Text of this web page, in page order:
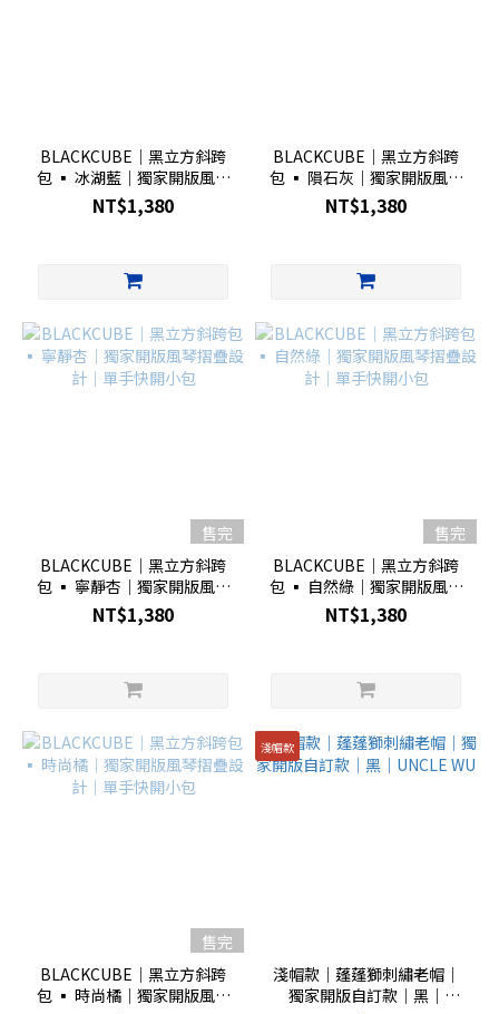
BLACKCUBE｜黑立方斜跨
包 ▪︎ 冰湖藍｜獨家開版風琴
摺疊設計｜單手快開小包
NT$1,380
BLACKCUBE｜黑立方斜跨
包 ▪︎ 隕石灰｜獨家開版風琴
摺疊設計｜單手快開小包
NT$1,380
售完
BLACKCUBE｜黑立方斜跨
包 ▪︎ 寧靜杏｜獨家開版風琴
摺疊設計｜單手快開小包
NT$1,380
售完
BLACKCUBE｜黑立方斜跨
包 ▪︎ 自然綠｜獨家開版風琴
摺疊設計｜單手快開小包
NT$1,380
售完
BLACKCUBE｜黑立方斜跨
包 ▪︎ 時尚橘｜獨家開版風琴
淺帽款
淺帽款｜蓬蓬獅刺繡老帽｜
獨家開版自訂款｜黑｜